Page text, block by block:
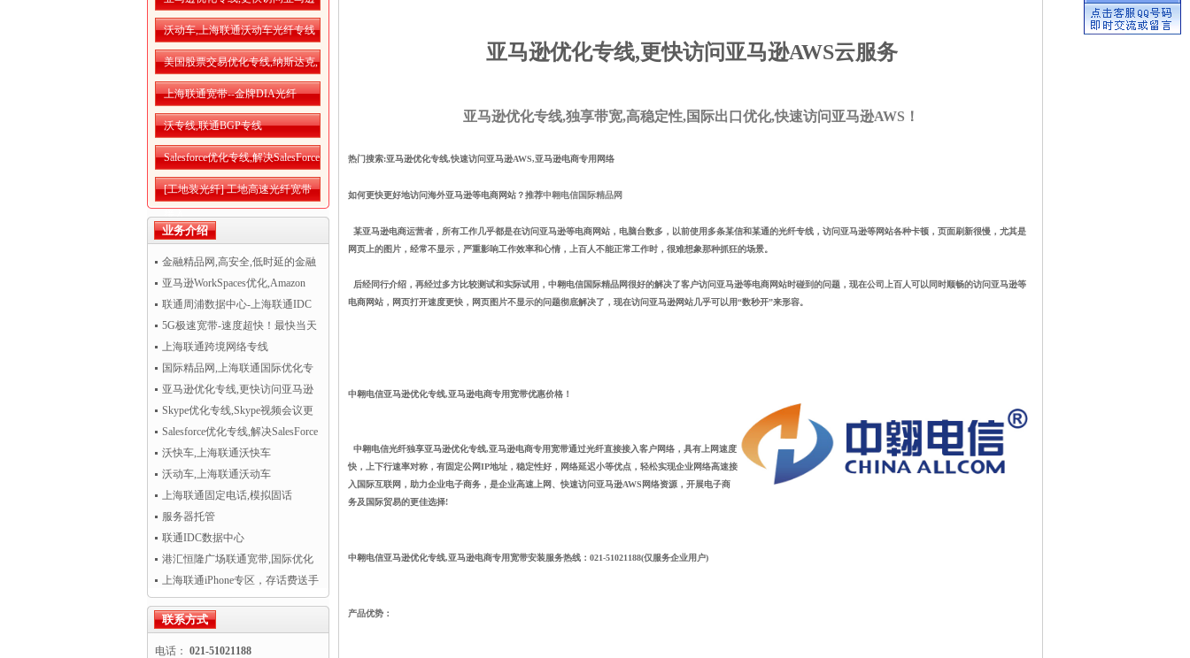
AWS云服务
沃动车,上海联通沃动车光纤专线
美国股票交易优化专线,纳斯达克,
纽交所优化网络
上海联通宽带--金牌DIA光纤
沃专线,联通BGP专线
Salesforce优化专线,解决SalesForce
CRM访问慢
[工地装光纤] 工地高速光纤宽带
接入
业务介绍
金融精品网,高安全,低时延的金融
精品网
亚马逊WorkSpaces优化,Amazon
WorkSpaces运行更流畅
联通周浦数据中心-上海联通IDC
机房托管
5G极速宽带-速度超快！最快当天
开通！
上海联通跨境网络专线
国际精品网,上海联通国际优化专
线亚马逊优化专线,更快访问亚马逊
AWS云服务
Skype优化专线,Skype视频会议更
清晰流畅
Salesforce优化专线,解决SalesForce
CRM访问慢
沃快车,上海联通沃快车
沃动车,上海联通沃动车
上海联通固定电话,模拟固话
服务器托管
联通IDC数据中心
港汇恒隆广场联通宽带,国际优化
专线超值热卖！
上海联通iPhone专区，存话费送手
机
联系方式
电话： 021-51021188
亚马逊优化专线,更快访问亚马逊AWS云服务
亚马逊优化专线,独享带宽,高稳定性,国际出口优化,快速访问亚马逊AWS！
热门搜索:亚马逊优化专线,快速访问亚马逊AWS,亚马逊电商专用网络
如何更快更好地访问海外亚马逊等电商网站？推荐中翱电信国际精品网
某亚马逊电商运营者，所有工作几乎都是在访问亚马逊等电商网站，电脑台数多，以前使用多条某信和某通的光纤专线，访问亚马逊等网站各种卡顿，页面刷新很慢，尤其是
网页上的图片，经常不显示，严重影响工作效率和心情，上百人不能正常工作时，很难想象那种抓狂的场景。
后经同行介绍，再经过多方比较测试和实际试用， 中翱电信国际精品网很好的解决了客户访问亚马逊等电商网站时碰到的问题，现在公司上百人可以同时顺畅的访问亚马逊等
电商网站，网页打开速度更快，网页图片不显示的问题彻底解决了，现在访问亚马逊网站几乎可以用“数秒开”来形容。
中翱电信亚马逊优化专线,亚马逊电商专用宽带优惠价格！
中翱电信光纤独享亚马逊优化专线,亚马逊电商专用宽带通过光纤直接接入客户网络，具有上网速度
快，上下行速率对称，有固定公网IP地址，稳定性好，网络延迟小等优点，轻松实现企业网络高速接
入国际互联网，助力企业电子商务，是企业高速上网、快速访问亚马逊AWS网络资源，开展电子商
务及国际贸易的更佳选择!
中翱电信亚马逊优化专线,亚马逊电商专用宽带安装服务热线：021-51021188(仅服务企业用户)
产品优势：